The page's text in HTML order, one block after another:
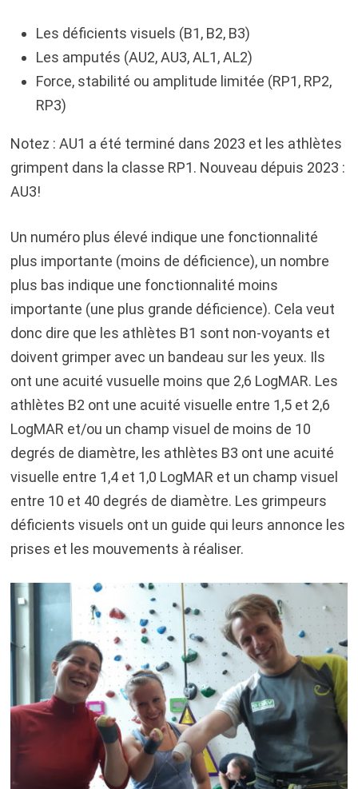
Les déficients visuels (B1, B2, B3)
Les amputés (AU2, AU3, AL1, AL2)
Force, stabilité ou amplitude limitée (RP1, RP2,
RP3)
Notez : AU1 a été terminé dans 2023 et les athlètes
grimpent dans la classe RP1. Nouveau dépuis 2023 :
AU3!
Un numéro plus élevé indique une fonctionnalité
plus importante (moins de déficience), un nombre
plus bas indique une fonctionnalité moins
importante (une plus grande déficience). Cela veut
donc dire que les athlètes B1 sont non-voyants et
doivent grimper avec un bandeau sur les yeux. Ils
ont une acuité vusuelle moins que 2,6 LogMAR. Les
athlètes B2 ont une acuité visuelle entre 1,5 et 2,6
LogMAR et/ou un champ visuel de moins de 10
degrés de diamètre, les athlètes B3 ont une acuité
visuelle entre 1,4 et 1,0 LogMAR et un champ visuel
entre 10 et 40 degrés de diamètre. Les grimpeurs
déficients visuels ont un guide qui leurs annonce les
prises et les mouvements à réaliser.